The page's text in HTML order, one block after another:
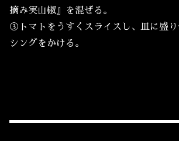
摘み実山椒』を混ぜる。
③トマトをうすくスライスし、皿に盛
シングをかける。